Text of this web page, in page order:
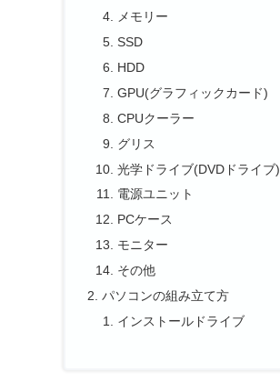
メモリー
SSD
HDD
GPU(グラフィックカード)
CPUクーラー
グリス
光学ドライブ(DVDドライブ)
電源ユニット
PCケース
モニター
その他
パソコンの組み立て方
インストールドライブ